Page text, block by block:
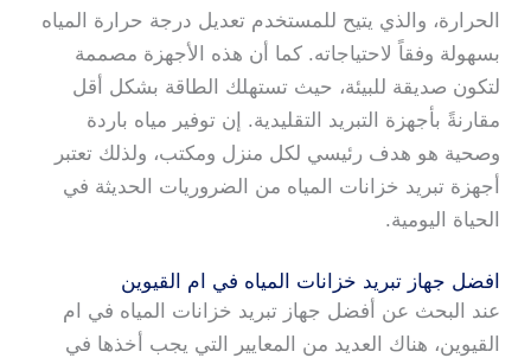
الحرارة، والذي يتيح للمستخدم تعديل درجة حرارة المياه
بسهولة وفقاً لاحتياجاته. كما أن هذه الأجهزة مصممة
لتكون صديقة للبيئة، حيث تستهلك الطاقة بشكل أقل
مقارنةً بأجهزة التبريد التقليدية. إن توفير مياه باردة
وصحية هو هدف رئيسي لكل منزل ومكتب، ولذلك تعتبر
أجهزة تبريد خزانات المياه من الضروريات الحديثة في
الحياة اليومية.
افضل جهاز تبريد خزانات المياه في ام القيوين
عند البحث عن أفضل جهاز تبريد خزانات المياه في ام
القيوين، هناك العديد من المعايير التي يجب أخذها في